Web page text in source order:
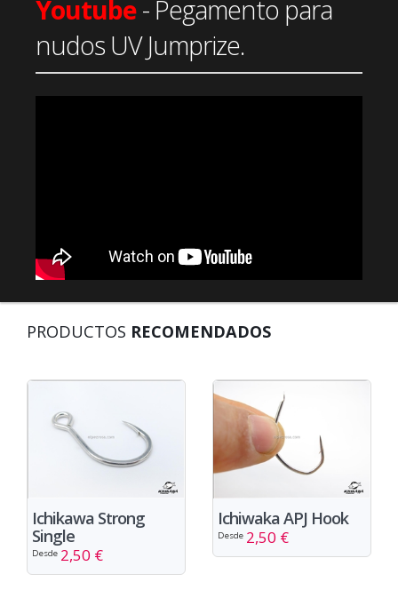
Youtube- Pegamento para
nudos UV Jumprize.
PRODUCTOS RECOMENDADOS
Ichikawa Strong
Single
Desde 2,50 €
Ichiwaka APJ Hook
Desde 2,50 €